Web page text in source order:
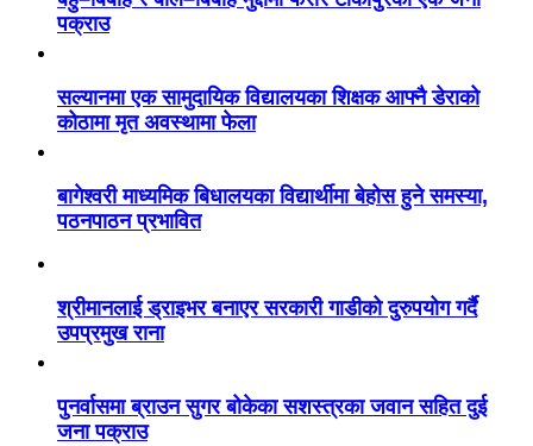
पक्राउ
सल्यानमा एक सामुदायिक विद्यालयका शिक्षक आफ्नै डेराको
कोठामा मृत अवस्थामा फेला
बागेश्वरी माध्यमिक बिधालयका विद्यार्थीमा बेहोस हुने समस्या,
पठनपाठन प्रभावित
श्रीमानलाई ड्राइभर बनाएर सरकारी गाडीको दुरुपयोग गर्दै
उपप्रमुख राना
पुनर्वासमा ब्राउन सुगर बोकेका सशस्त्रका जवान सहित दुई
जना पक्राउ